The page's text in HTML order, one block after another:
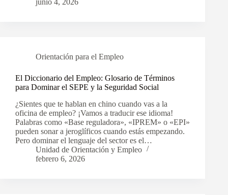
junio 4, 2026
Orientación para el Empleo
El Diccionario del Empleo: Glosario de Términos
para Dominar el SEPE y la Seguridad Social
¿Sientes que te hablan en chino cuando vas a la
oficina de empleo? ¡Vamos a traducir ese idioma!
Palabras como «Base reguladora», «IPREM» o «EPI»
pueden sonar a jeroglíficos cuando estás empezando.
Pero dominar el lenguaje del sector es el…
Unidad de Orientación y Empleo
febrero 6, 2026